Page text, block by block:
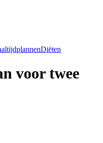
Diëten
voor twee